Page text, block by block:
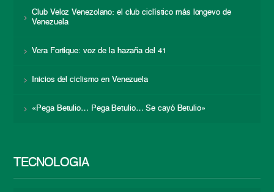
Club Veloz Venezolano: el club ciclístico más longevo de
Venezuela
Vera Fortique: voz de la hazaña del 41
Inicios del ciclismo en Venezuela
«Pega Betulio… Pega Betulio… Se cayó Betulio»
TECNOLOGÍA